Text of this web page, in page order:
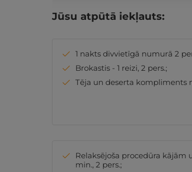
Jūsu atpūtā iekļauts:
1 nakts divvietīgā numurā 2
Brokastis - 1 reizi, 2 pers.;
Tēja un deserta kompliments
Relaksējoša procedūra kājām
min., 2 pers.;